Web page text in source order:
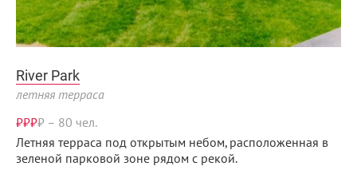
River Park
летняя терраса
₽₽₽₽ – 80 чел.
Летняя терраса под открытым небом, расположенная в
зеленой парковой зоне рядом с рекой.